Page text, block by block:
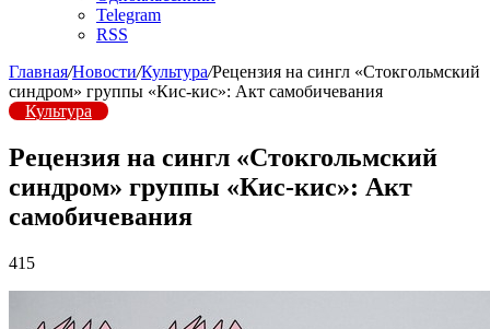
Telegram
RSS
Главная/Новости/Культура/Рецензия на сингл «Стокгольмский
синдром» группы «Кис-кис»: Акт самобичевания
Культура
Рецензия на сингл «Стокгольмский
синдром» группы «Кис-кис»: Акт
самобичевания
415